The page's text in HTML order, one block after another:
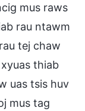
mus raws
rau ntawm
tej chaw
thiab
uas tsis huv
mus tag